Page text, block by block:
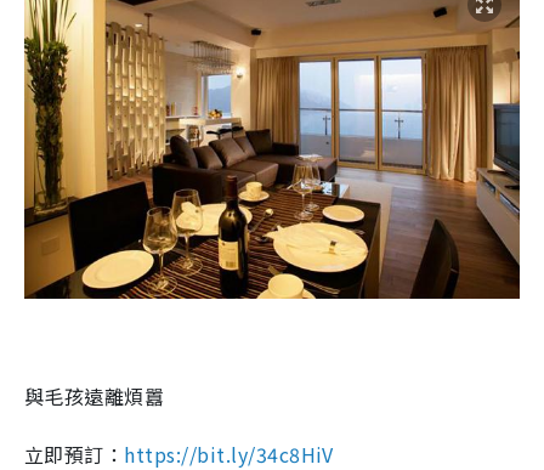
與毛孩遠離煩囂
立即預訂： https://bit.ly/34c8HiV